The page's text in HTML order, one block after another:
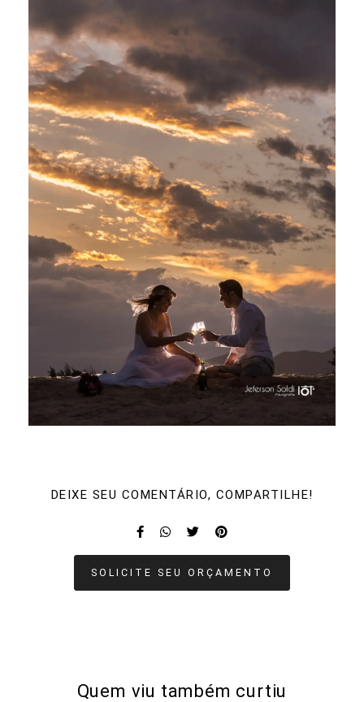
DEIXE SEU COMENTÁRIO, COMPARTILHE!
SOLICITE SEU ORÇAMENTO
Quem viu também curtiu